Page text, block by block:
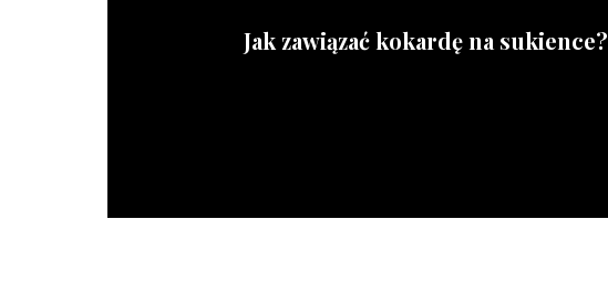
Jak zawiązać kokardę na sukience?